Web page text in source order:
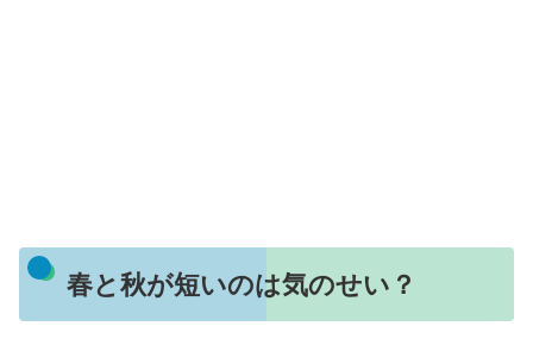
春と秋が短いのは気のせい？